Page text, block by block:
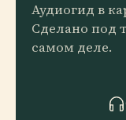
Аудиогид в
Сделано под
самом деле.